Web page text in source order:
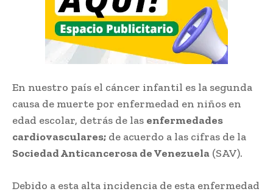
En nuestro país el cáncer infantil es la segunda
causa de muerte por enfermedad en niños en
edad escolar, detrás de las enfermedades
cardiovasculares; de acuerdo a las cifras de la
Sociedad Anticancerosa de Venezuela (SAV).
Debido a esta alta incidencia de esta enfermedad